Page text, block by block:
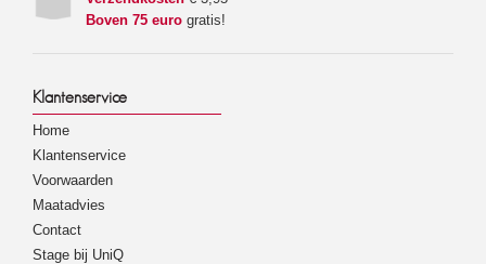
Boven 75 euro gratis!
Klantenservice
Home
Klantenservice
Voorwaarden
Maatadvies
Contact
Stage bij UniQ